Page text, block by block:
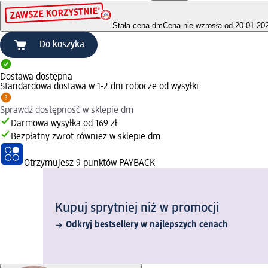
Stała cena dmCena nie wzrosła od
Do koszyka
Dostawa dostępna
Standardowa dostawa w 1-2 dni robocze od wysyłki
Sprawdź dostępność w sklepie dm
Darmowa wysyłka od 169 zł
Bezpłatny zwrot również w sklepie dm
Otrzymujesz 9 punktów PAYBACK
Kupuj sprytniej niż w promocji
Odkryj bestsellery w najlepszych cenach